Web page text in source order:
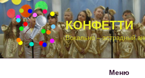
Перейти
содержимому
КОНФЕТТИ
Вокально – эстрадный
Меню